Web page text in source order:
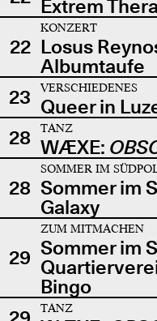
Extrem
22
KONZERT
Losus
Albumtaufe
23
VERSCHIEDENES
Queer in
28
TANZ
WÆXE:
28
SOMMER IM
Sommer im
Galaxy
29
ZUM MITMACHEN
Sommer im
Bingo
TANZ